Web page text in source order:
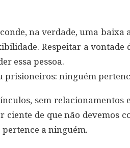
na verdade, uma baixa
Respeitar a vontade
essa pessoa.
prisioneiros: ninguém
sem relacionamentos
ciente de que não devemos
pertence a ninguém.